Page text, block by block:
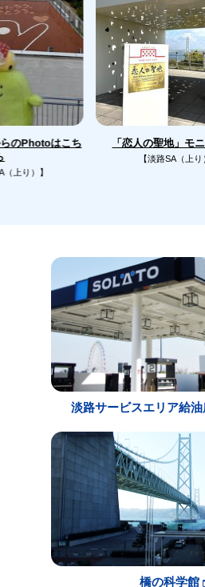
のPhotoはこち
（上り）】
「恋人の聖地」モ
【淡路SA（上り
淡路サービスエリア給
橋の科学館